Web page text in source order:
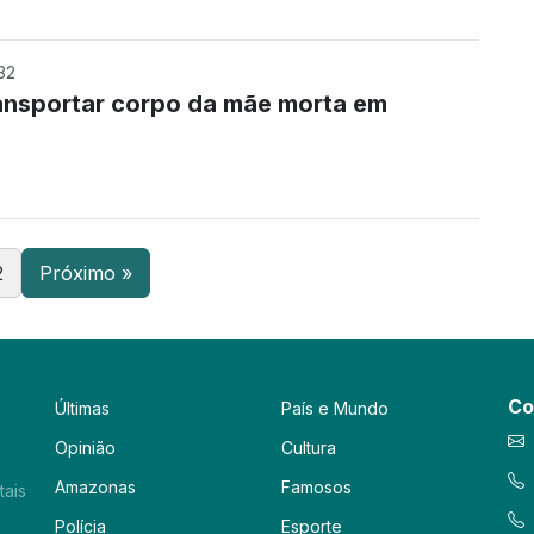
corpo da mãe morta em
Próximo »
Últimas
Opinião
Amazonas
Polícia
País e Mundo
Cultura
Famosos
Esporte